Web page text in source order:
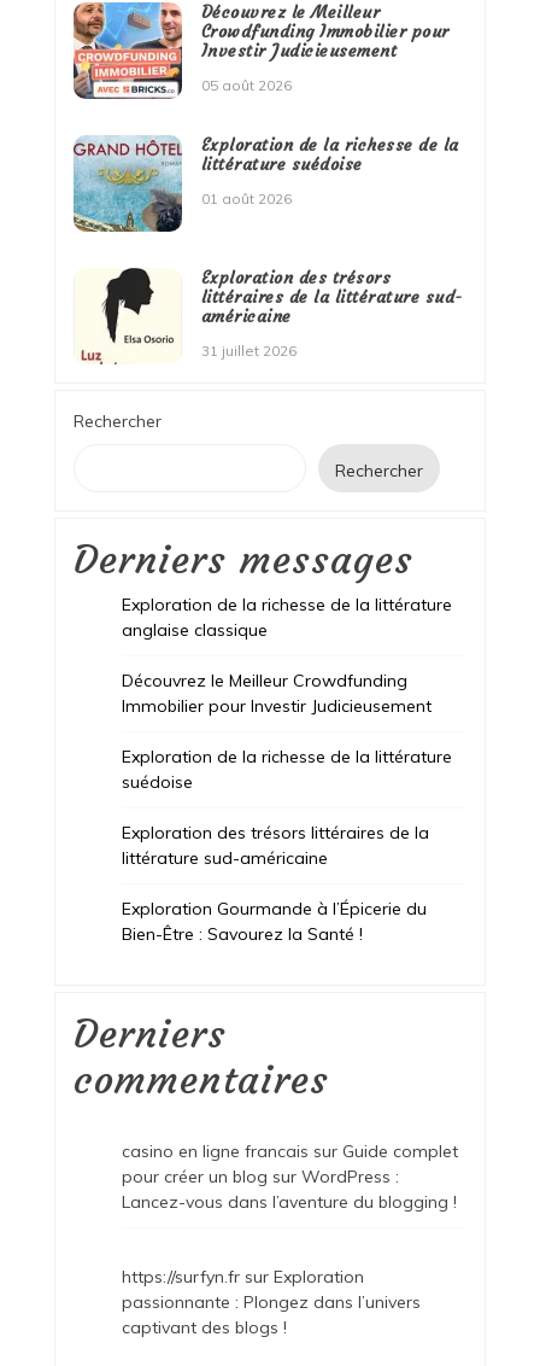
Découvrez le Meilleur
Crowdfunding Immobilier pour
Investir Judicieusement
05 août 2026
Exploration de la richesse de la
littérature suédoise
01 août 2026
Exploration des trésors
littéraires de la littérature sud-
américaine
31 juillet 2026
Rechercher
Rechercher
Derniers messages
Exploration de la richesse de la littérature
anglaise classique
Découvrez le Meilleur Crowdfunding
Immobilier pour Investir Judicieusement
Exploration de la richesse de la littérature
suédoise
Exploration des trésors littéraires de la
littérature sud-américaine
Exploration Gourmande à l’Épicerie du
Bien-Être : Savourez la Santé !
Derniers
commentaires
casino en ligne francais sur Guide complet
pour créer un blog sur WordPress :
Lancez-vous dans l’aventure du blogging !
https://surfyn.frsur Exploration
passionnante : Plongez dans l’univers
captivant des blogs !